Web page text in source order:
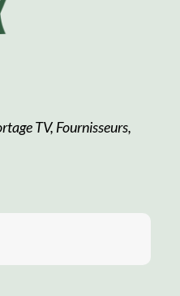
TV, Fournisseurs,